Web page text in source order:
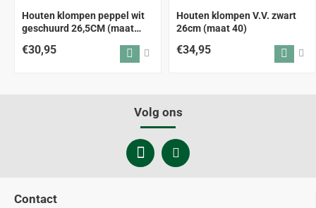
Houten klompen peppel wit
geschuurd 26,5CM (maat
€30,95
Houten klompen V.V. zwart
26cm (maat 40)
€34,95
Volg ons
Contact